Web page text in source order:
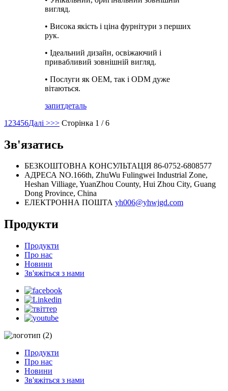
вигляд.
• Висока якість і ціна фурнітури з перших
рук.
• Ідеальний дизайн, освіжаючий і
привабливий зовнішній вигляд.
• Послуги як OEM, так і ODM дуже
вітаються.
запитдеталь
1 23456Далі >>> Сторінка 1 / 6
Зв'язатись
БЕЗКОШТОВНА КОНСУЛЬТАЦІЯ 86-0752-6808577
АДРЕСА NO.166th, ZhuWu Fulingwei Industrial Zone,
Heshan Villiage, YuanZhou County, Hui Zhou City, Guang
Dong Province, China
ЕЛЕКТРОННА ПОШТА yh006@yhwjgd.com
Продукти
Продукти
Про нас
Новини
Зв'яжіться з нами
Продукти
Про нас
Новини
Зв'яжіться з нами